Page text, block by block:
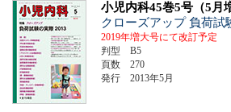
小児内科45巻5号（5月
クローズアップ 負荷試
2019年増大号にて改訂予定
判型 B5
頁数 270
発行 2013年5月